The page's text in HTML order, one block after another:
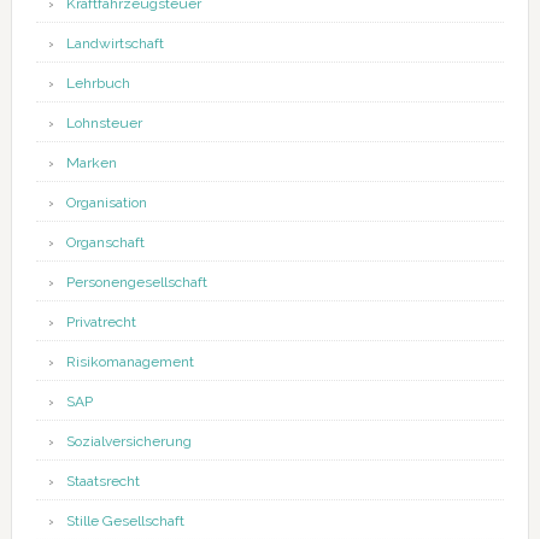
Kraftfahrzeugsteuer
Landwirtschaft
Lehrbuch
Lohnsteuer
Marken
Organisation
Organschaft
Personengesellschaft
Privatrecht
Risikomanagement
SAP
Sozialversicherung
Staatsrecht
Stille Gesellschaft